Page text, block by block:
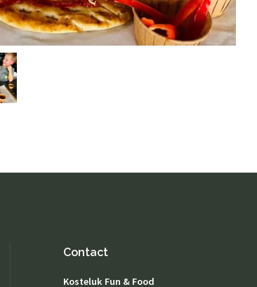
opnemen
Contact
Kosteluk Fun & Food